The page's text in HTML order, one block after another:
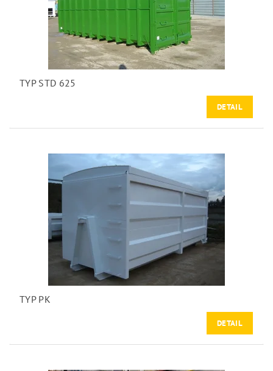
TYP STD 625
DETAIL
TYP PK
DETAIL